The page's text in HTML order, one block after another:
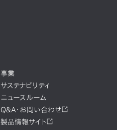
事業
サステナビリティ
ニュースルーム
Q&A・お問い合わせ
製品情報サイト